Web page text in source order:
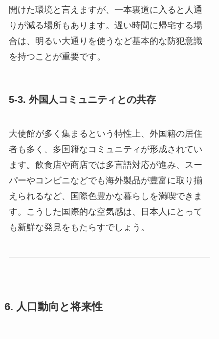
開けた環境と言えますが、一本裏道に入ると人通
りが減る場所もあります。遅い時間に帰宅する場
合は、明るい大通りを使うなど基本的な防犯意識
を持つことが重要です。
5-3. 外国人コミュニティとの共存
大使館が多く集まるという特性上、外国籍の居住
者も多く、多国籍なコミュニティが形成されてい
ます。飲食店や商店では多言語対応が進み、スー
パーやコンビニなどでも海外製品が豊富に取り揃
えられるなど、国際色豊かな暮らしを満喫できま
す。こうした国際的な空気感は、日本人にとって
も新鮮な発見をもたらすでしょう。
6. 人口動向と将来性